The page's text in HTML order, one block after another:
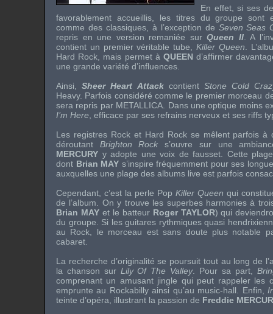
En effet, si ses
favorablement accueillis, les titres du groupe sont
comme des classiques, à l’exception de Seven Seas
repris en une version remaniée sur Queen II. A
contient un premier véritable tube,Killer Queen .
Hard Rock , mais permet à QUEEN d’affirmer
une grande variété d’influences.
Ainsi,Sheer Heart AttackcontientStone Cold
Heavy. Parfois considéré comme le premier morceau
sera repris par METALLICA . Dans une optique moins
I’m Here , efficace par ses refrains nerveux et ses riffs
Les registres Rocket Hard Rockse mêlent parfois à
déroutant Brighton Rock s’ouvre sur une
MERCURY y adopte une voix de fausset. Cette
dont Brian MAY s’inspire fréquemment pour ses
auxquelles une plage des albums live est parfois
Cependant, c’est la perle Pop Killer Queen qui
de l’album. On y trouve les superbes harmonies à
Brian MAYet le batteur Roger TAYLOR) qui
du groupe. Si les guitares rythmiques quasi
au Rock , le morceau est sans doute plus notable
cabaret.
La recherche d’originalité se poursuit tout au long de
la chanson sur Lily Of The Valley. Pour sa part,
comprenant un amusant jingle qui peut rappeler les
emprunte au Rockabillyainsi qu’au music-hall. Enfin,
teinte d’opéra, illustrant la passion de Freddie